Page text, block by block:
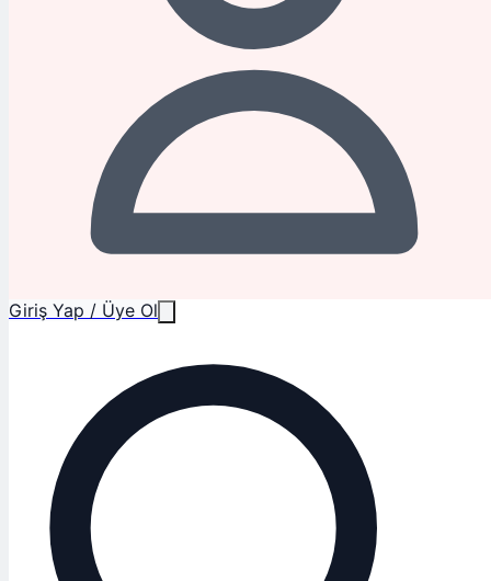
Giriş Yap / Üye Ol